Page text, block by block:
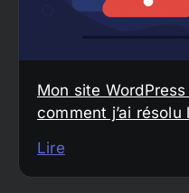
Mon site
comment j’ai résolu
Lire